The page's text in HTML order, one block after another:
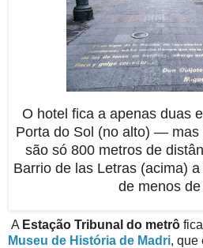
O hotel fica a apenas duas
Porta do Sol (no alto) — mas
são só 800 metros de
Barrio de las Letras (acima)
de menos
A Estação Tribunal do metrô
Museu de História de Madri, que